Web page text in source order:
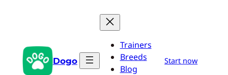
Dogo
Trainers
Breeds
Blog
Start now